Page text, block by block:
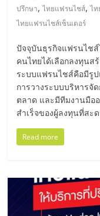
รน
ไชส์,
รวม
แฟ
ไชส์
พร้อม
สำหรับ
ปรึกษา
ฟรี,
บริการ
ปรึกษา,ไทยแฟรนไชส์,ไ
ไทยแฟรนไชส์เซ็นเตอร์
ปัจจุบันธุรกิจแฟรนไชส์
คนไทยได้เลือกลงทุนส
ระบบแฟรนไชส์คือมีรู
การวางระบบบริหารจั
ตลาด และมีทีมงานมือ
สำเร็จของผู้ลงทุนที่สะ
Read more